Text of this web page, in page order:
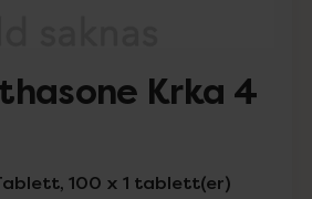
Krka 4
100 x 1 tablett(er)